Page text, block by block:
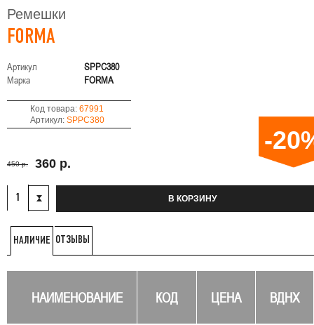
Ремешки
FORMA
Артикул
SPPC380
Марка
FORMA
Код товара:67991
Артикул:SPPC380
450 р. 360 р.
-
В КОРЗИНУ
НАЛИЧИЕ ОТЗЫВЫ
НАИМЕНОВАНИЕ КОД ЦЕНА ВДНХ